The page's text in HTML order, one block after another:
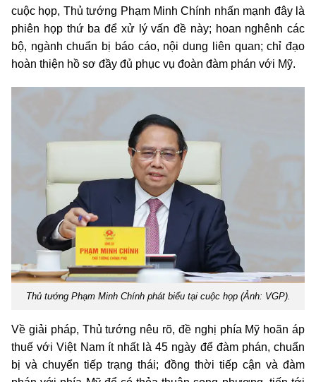
cuộc họp, Thủ tướng Phạm Minh Chính nhấn mạnh đây là
phiên họp thứ ba để xử lý vấn đề này; hoan nghênh các
bộ, ngành chuẩn bị báo cáo, nội dung liên quan; chỉ đạo
hoàn thiện hồ sơ đầy đủ phục vụ đoàn đàm phán với Mỹ.
Thủ tướng Phạm Minh Chính phát biểu tại cuộc họp (Ảnh: VGP).
Về giải pháp, Thủ tướng nêu rõ, đề nghị phía Mỹ hoãn áp
thuế với Việt Nam ít nhất là 45 ngày để đàm phán, chuẩn
bị và chuyển tiếp trạng thái; đồng thời tiếp cận và đàm